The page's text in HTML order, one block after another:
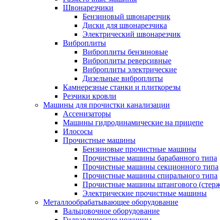
Швонарезчики
Бензиновый швонарезчик
Диски для швонарезчика
Электрический швонарезчик
Виброплиты
Виброплиты бензиновые
Виброплиты реверсивные
Виброплиты электрические
Дизельные виброплиты
Камнерезные станки и плиткорезы
Резчики кровли
Машины для прочистки канализации
Ассенизаторы
Машины гидродинамические на прицепе
Илососы
Прочистные машины
Бензиновые прочистные машины
Прочистные машины барабанного типа
Прочистные машины секционного типа
Прочистные машины спирального типа
Прочистные машины штангового
Электрические прочистные машины
Металлообрабатывающее оборудование
Вальцовочное оборудование